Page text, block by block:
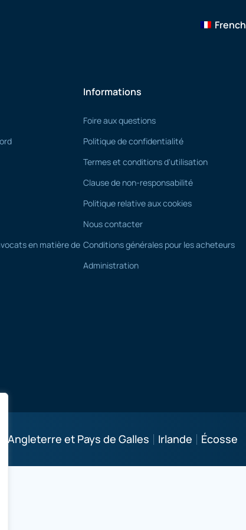
French
en matière de
Informations
Foire aux questions
Politique de confidentialité
Termes et conditions d'utilisation
Clause de non-responsabilité
Politique relative aux cookies
Nous contacter
Conditions générales pour les acheteurs
Administration
Angleterre et Pays de Galles Irlande Écosse